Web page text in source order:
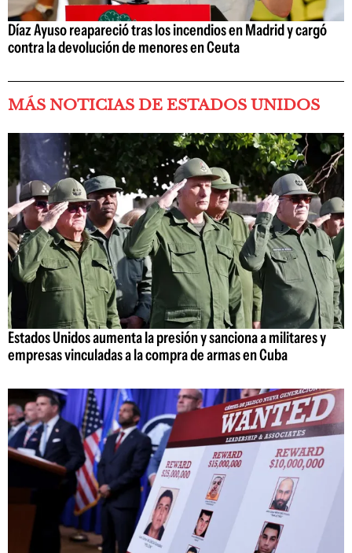
Díaz Ayuso reapareció tras los incendios en Madrid y cargó
contra la devolución de menores en Ceuta
MÁS NOTICIAS DE ESTADOS UNIDOS
Estados Unidos aumenta la presión y sanciona a militares y
empresas vinculadas a la compra de armas en Cuba